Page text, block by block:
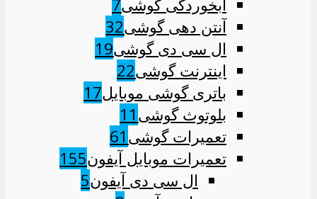
آبخوردگی گوشی7
آنتن دهی گوشی32
ال سی دی گوشی19
اینترنت گوشی22
باتری گوشی موبایل17
بلوتوث گوشی11
تعمیرات گوشی61
تعمیرات موبایل آیفون155
ال سی دی آیفون5